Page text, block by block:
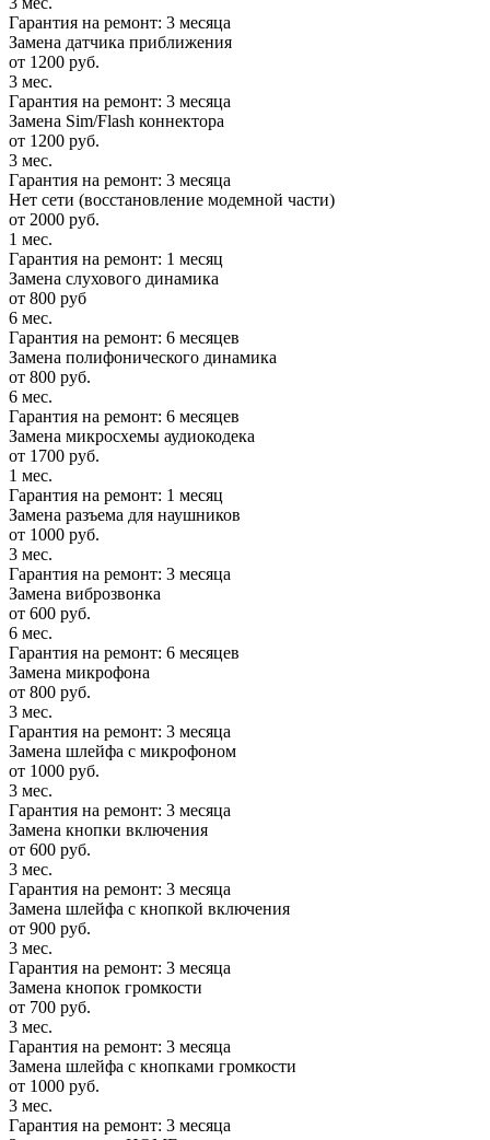
Гарантия на ремонт: 3 месяца
Замена датчика приближения
от 1200 руб.
3 мес.
Гарантия на ремонт: 3 месяца
Замена Sim/Flash коннектора
от 1200 руб.
3 мес.
Гарантия на ремонт: 3 месяца
Нет сети (восстановление модемной части)
от 2000 руб.
1 мес.
Гарантия на ремонт: 1 месяц
Замена слухового динамика
от 800 руб
6 мес.
Гарантия на ремонт: 6 месяцев
Замена полифонического динамика
от 800 руб.
6 мес.
Гарантия на ремонт: 6 месяцев
Замена микросхемы аудиокодека
от 1700 руб.
1 мес.
Гарантия на ремонт: 1 месяц
Замена разъема для наушников
от 1000 руб.
3 мес.
Гарантия на ремонт: 3 месяца
Замена виброзвонка
от 600 руб.
6 мес.
Гарантия на ремонт: 6 месяцев
Замена микрофона
от 800 руб.
3 мес.
Гарантия на ремонт: 3 месяца
Замена шлейфа с микрофоном
от 1000 руб.
3 мес.
Гарантия на ремонт: 3 месяца
Замена кнопки включения
от 600 руб.
3 мес.
Гарантия на ремонт: 3 месяца
Замена шлейфа с кнопкой включения
от 900 руб.
3 мес.
Гарантия на ремонт: 3 месяца
Замена кнопок громкости
от 700 руб.
3 мес.
Гарантия на ремонт: 3 месяца
Замена шлейфа с кнопками громкости
от 1000 руб.
3 мес.
Гарантия на ремонт: 3 месяца